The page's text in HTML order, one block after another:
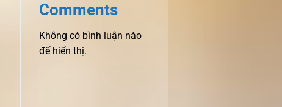
Comments
Không có bình luận nào
để hiển thị.